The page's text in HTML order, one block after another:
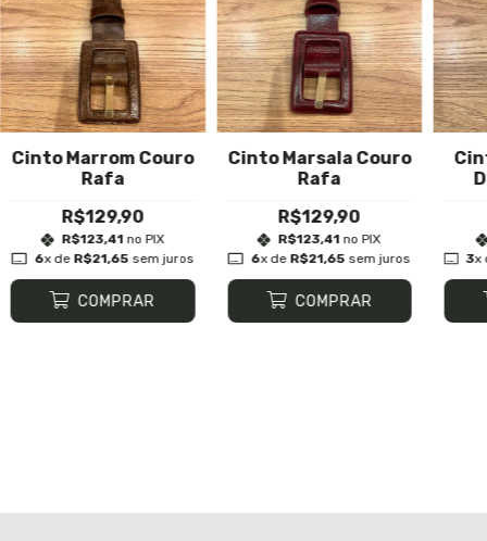
Cinto Marrom Couro
Rafa
R$129,90
R$123,41 no PIX
6x de R$21,65 sem juros
COMPRAR
Cinto Marsala Couro
Rafa
R$129,90
R$123,41 no PIX
6x de R$21,65 sem juros
COMPRAR
3x